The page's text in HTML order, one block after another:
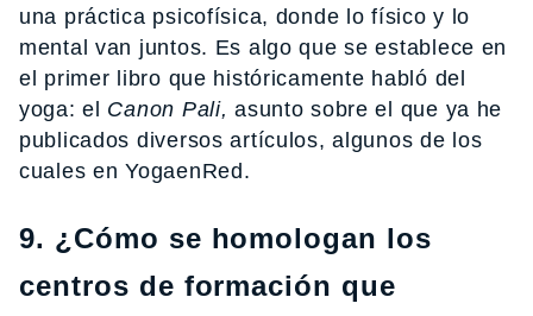
una práctica psicofísica, donde lo físico y lo
mental van juntos. Es algo que se establece en
el primer libro que históricamente habló del
yoga: el Canon Pali, asunto sobre el que ya he
publicados diversos artículos, algunos de los
cuales en YogaenRed.
9. ¿Cómo se homologan los
centros de formación que